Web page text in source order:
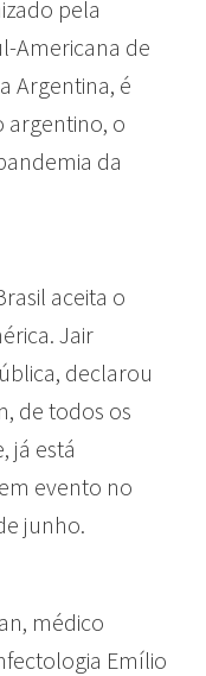
pela
Americana de
Argentina, é
argentino, o
da
aceita o
Jair
declarou
de todos os
já está
evento no
junho.
médico
Emílio